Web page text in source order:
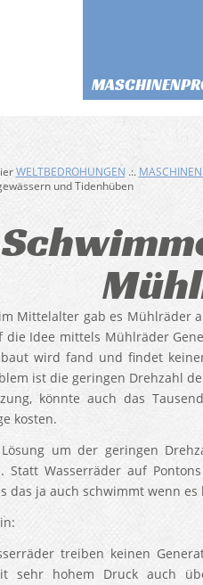
WELTBEDROHUNGEN .:.
und Tidenhüben
Mittelalter gab es Mühlräder
die Idee mittels Mühlräder
wird fand und findet
ist die geringen Drehzahl
könnte auch das
kosten.
um der geringen
Statt Wasserräder auf
das ja auch schwimmt wenn es
treiben keinen
sehr hohem Druck auch